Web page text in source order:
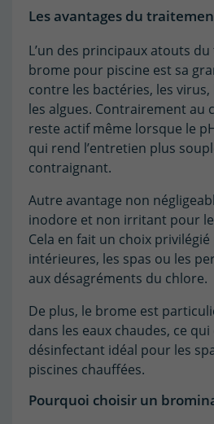
(3 avis)
Les avantages du
L’un des principaux atouts
brome pour piscine est sa
contre les bactéries, les
les algues. Contrairement au
reste actif même lorsque le
qui rend l’entretien plus
contraignant.
Autre avantage non
inodore et non irritant pour
Cela en fait un choix
intérieures, les spas ou les
aux désagréments du chlore.
De plus, le brome est
dans les eaux chaudes, ce qui
désinfectant idéal pour les
piscines chauffées.
Pourquoi choisir un